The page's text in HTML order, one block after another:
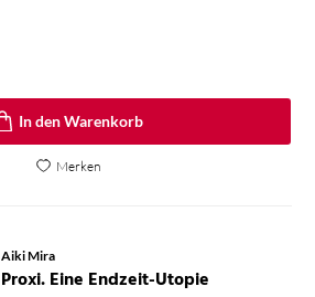
In den Warenkorb
Merken
Aiki Mira
Proxi. Eine Endzeit-Utopie